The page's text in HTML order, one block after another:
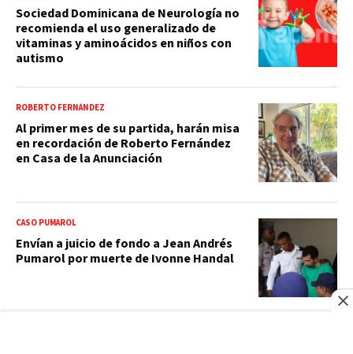
Sociedad Dominicana de Neurología no
recomienda el uso generalizado de
vitaminas y aminoácidos en niños con
autismo
ROBERTO FERNÁNDEZ
Al primer mes de su partida, harán misa
en recordación de Roberto Fernández
en Casa de la Anunciación
CASO PUMAROL
Envían a juicio de fondo a Jean Andrés
Pumarol por muerte de Ivonne Handal